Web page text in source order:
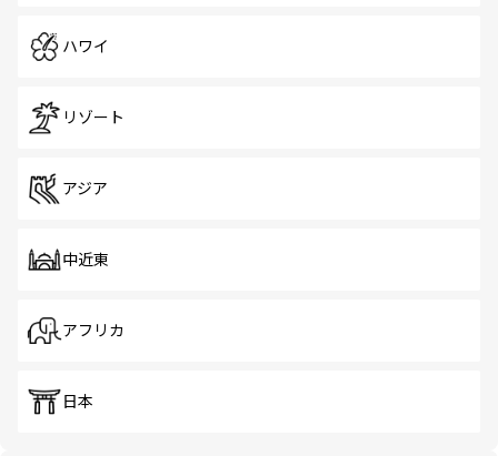
ハワイ
リゾート
アジア
中近東
アフリカ
日本